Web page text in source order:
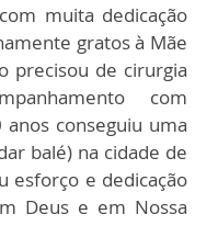
muita dedicação
gratos à Mãe
precisou de cirurgia
com
conseguiu uma
balé) na cidade de
esforço e dedicação
Deus e em Nossa